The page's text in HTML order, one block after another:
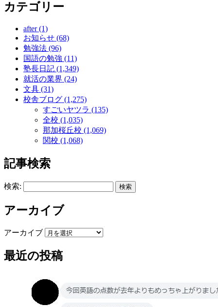
カテゴリー
after (1)
お知らせ (68)
勉強法 (96)
国語の勉強 (11)
塾長日記 (1,349)
就活の業界 (24)
文具 (31)
校舎ブログ (1,275)
すごいヤツラ (135)
全校 (1,035)
那加桜丘校 (1,069)
関校 (1,068)
記事検索
検索:
アーカイブ
アーカイブ
最近の投稿